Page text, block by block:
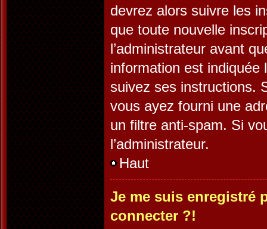
devrez alors suivre les
que toute nouvelle
l’administrateur avant
information est indiquée
suivez ses instructions.
vous ayez fourni une
un filtre anti-spam. Si
l’administrateur.
Haut
Je me suis enregistré
connecter ?!